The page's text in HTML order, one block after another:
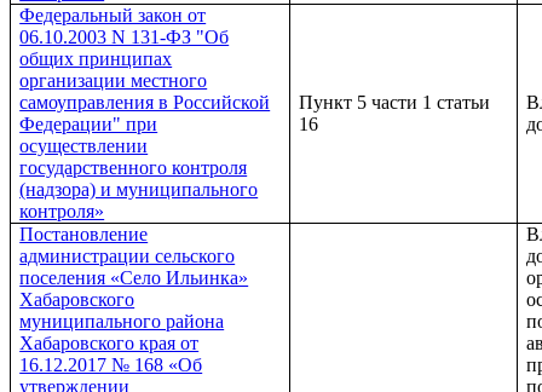
Федеральный закон от
06.10.2003 N 131-ФЗ "Об
общих принципах
организации местного
самоуправления в Российской
Федерации" при
осуществлении
государственного контроля
(надзора) и муниципального
контроля»
Пункт 5 части 1 статьи
16
Постановление
администрации сельского
поселения «Село Ильинка»
Хабаровского
муниципального района
Хабаровского края от
16.12.2017 № 168 «Об
утверждении